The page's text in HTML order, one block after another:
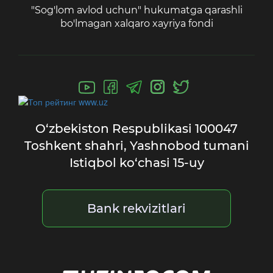
"Sog'lom avlod uchun" hukumatga qarashli
bo'lmagan xalqaro xayriya fondi
O‘zbekiston Respublikasi 100047
Toshkent shahri, Yashnobod tumani
Istiqbol ko‘chasi 15-uy
Bank rekvizitlari